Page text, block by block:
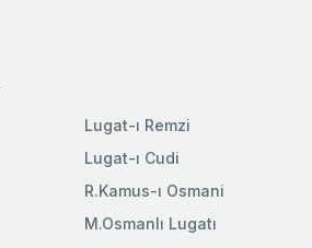
Lugat-ı Remzi
Lugat-ı Cudi
R.Kamus-ı Osmani
M.Osmanlı Lugatı